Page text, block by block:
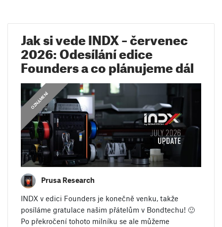
Jak si vede INDX – červenec
2026: Odesílání edice
Founders a co plánujeme dál
OZNÁMENÍ
Prusa Research
INDX v edici Founders je konečně venku, takže
posíláme gratulace našim přátelům v Bondtechu! 🙂
Po překročení tohoto milníku se ale můžeme